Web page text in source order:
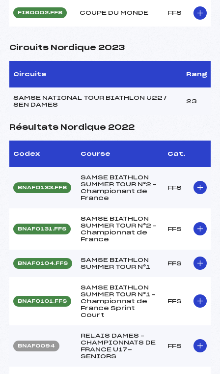
FIS0002.FFS COUPE DU MONDE FFS
Circuits Nordique 2023
Circuits Rang
SAMSE NATIONAL TOUR BIATHLON U22 /
SEN DAMES
23
Résultats Nordique 2022
Codex Course Cat.
BNAF0133.FFS
SAMSE BIATHLON
SUMMER TOUR N°2 –
Championant de
France
FFS
BNAF0131.FFS
SAMSE BIATHLON
SUMMER TOUR N°2 –
Championnat de
France
FFS
BNAF0104.FFS
SAMSE BIATHLON
SUMMER TOUR N°1
FFS
BNAF0101.FFS
SAMSE BIATHLON
SUMMER TOUR N°1 –
Championnat de
France Sprint
Court
FFS
BNAF0094
RELAIS DAMES –
CHAMPIONNATS DE
FRANCE U17-
SENIORS
FFS